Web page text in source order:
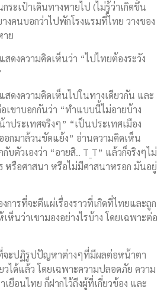
ระเป๋าเดินทางหายไป (ไม่รู้ว่าเกิดขึ้น
งคนบอกว่าไปพักโรงแรมที่ไทย วางของ
าย
ดงความคิดเห็นว่า “ไปไทยต้องระวัง
ดงความคิดเห็นไปในทางเดียวกัน และ
เขาบอกกันว่า “ทำแบบนี้ไม่อายบ้าง
ระเทศจริงๆ” “เป็นประเทศเมือง
กมาล้วนขัดแย้ง” อ่านความคิดเห็น
บตัวเองว่า “อายสิ.. T_T” แล้วก็จริงๆไม่
หรือศาสนา หรือไม่มีศาสนาหรอก มันอยู่
การที่จะตีแผ่เรื่องราวที่เกิดที่ไทยและถูก
ห็นว่าเขามองอย่างไรบ้าง โดยเฉพาะต่อ
ที่จะปฏิรูปปัญหาต่างๆที่มีผลต่อหน้าตา
วได้แล้ว โดยเฉพาะความปลอดภัย ความ
ยือนไทย ก็ฝากไว้ถึงผู้ที่เกี่ยวข้อง และ